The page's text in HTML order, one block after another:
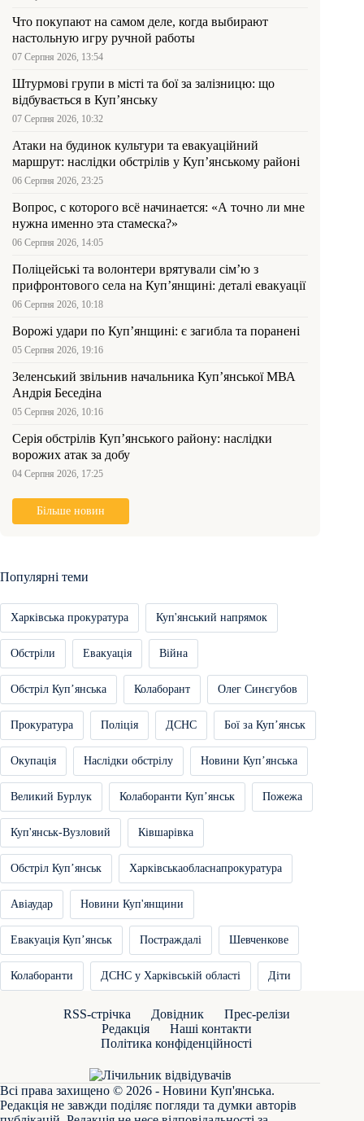
Что покупают на самом деле, когда выбирают
настольную игру ручной работы
07 Серпня 2026, 13:54
Штурмові групи в місті та бої за залізницю: що
відбувається в Куп’янську
07 Серпня 2026, 10:32
Атаки на будинок культури та евакуаційний
маршрут: наслідки обстрілів у Куп’янському районі
06 Серпня 2026, 23:25
Вопрос, с которого всё начинается: «А точно ли мне
нужна именно эта стамеска?»
06 Серпня 2026, 14:05
Поліцейські та волонтери врятували сім’ю з
прифронтового села на Куп’янщині: деталі евакуації
06 Серпня 2026, 10:18
Ворожі удари по Куп’янщині: є загибла та поранені
05 Серпня 2026, 19:16
Зеленський звільнив начальника Купʼянської МВА
Андрія Беседіна
05 Серпня 2026, 10:16
Серія обстрілів Куп’янського району: наслідки
ворожих атак за добу
04 Серпня 2026, 17:25
Більше новин
Популярні теми
Харківська прокуратура Куп'янський напрямок
Обстріли Евакуація Війна
Обстріл Купʼянська Колаборант Олег Синєгубов
Прокуратура Поліція ДСНС Бої за Купʼянськ
Окупація Наслідки обстрілу Новини Купʼянська
Великий Бурлук Колаборанти Купʼянськ Пожежа
Куп'янськ-Вузловий Ківшарівка
Обстріл Купʼянськ Харківськаобласнапрокуратура
Авіаудар Новини Куп'янщини
Евакуація Купʼянськ Постраждалі Шевченкове
Колаборанти ДСНС у Харківській області Діти
RSS-стрічка Довідник
Прес-релізи
Редакція
Наші контакти
Політика конфіденційності
Всі права захищено © 2026 - Новини Куп'янська.
Редакція не завжди поділяє погляди та думки авторів